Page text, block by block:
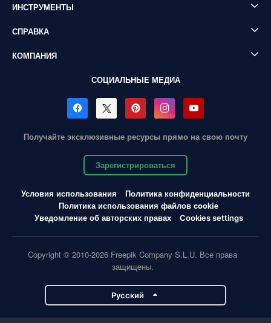
ИНСТРУМЕНТЫ
СПРАВКА
КОМПАНИЯ
СОЦИАЛЬНЫЕ МЕДИА
Получайте эксклюзивные ресурсы прямо на свою почту
Зарегистрироваться
Условия использования
Политика конфиденциальности
Политика использования файлов cookie
Уведомление об авторских правах
Cookies settings
Copyright © 2010-2026 Freepik Company S.L.U. Все права
защищены.
Pусский